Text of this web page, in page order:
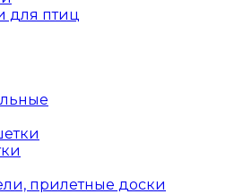
для птиц
прилетные доски